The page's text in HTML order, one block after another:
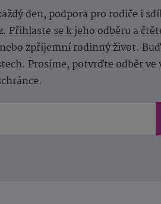
den, podpora pro rodiče i
Přihlaste se k jeho odběru a
zpříjemní rodinný život.
Prosíme, potvrďte odběr